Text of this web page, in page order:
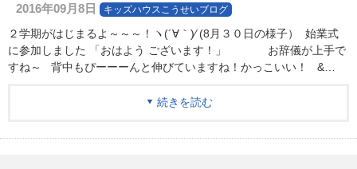
2016年09月8日 キッズハウスこうせいブログ
２学期がはじまるよ～～～！ヽ(´∀｀)⁄ (8月３０日の様子） 始業式
に参加しました 「おはよう ございます！」 お辞儀が上手で
すね～ 背中もぴーーーんと伸びていますね！かっこいい！ &…
続きを読む